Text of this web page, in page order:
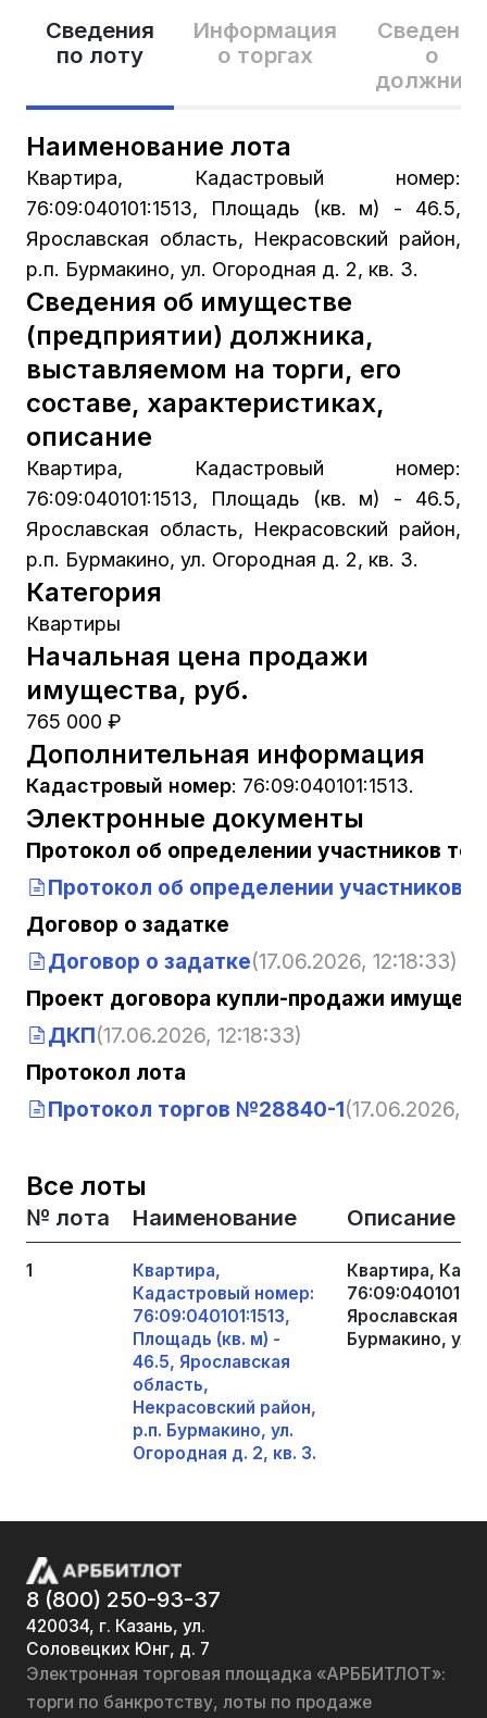
Сведения
по лоту
Информация
о торгах
Сведения
о
Наименование лота
Квартира, Кадастровый номер:
76:09:040101:1513, Площадь (кв. м) - 46.5,
Ярославская область, Некрасовский район,
р.п. Бурмакино, ул. Огородная д. 2, кв. 3.
Сведения об имуществе
(предприятии) должника,
выставляемом на торги, его
составе, характеристиках,
описание
Квартира, Кадастровый номер:
76:09:040101:1513, Площадь (кв. м) - 46.5,
Ярославская область, Некрасовский район,
р.п. Бурмакино, ул. Огородная д. 2, кв. 3.
Категория
Квартиры
Начальная цена продажи
имущества, руб.
765 000 ₽
Дополнительная информация
Кадастровый номер: 76:09:040101:1513.
Электронные документы
Протокол об определении участников
Протокол об определении участников
Договор о задатке
Договор о задатке(17.06.2026, 12:18:33)
Проект договора купли-продажи
ДКП(17.06.2026, 12:18:33)
Протокол лота
Протокол торгов №28840-1(17.06.2026,
Все лоты
№ лота Наименование Описание
1
Квартира,
Кадастровый номер:
76:09:040101:1513,
Площадь (кв. м) -
46.5, Ярославская
область,
Некрасовский район,
р.п. Бурмакино, ул.
Огородная д. 2, кв. 3.
Квартира,
Ярославская
Бурмакино, ул.
8 (800) 250-93-37
420034, г. Казань, ул.
Соловецких Юнг, д. 7
Электронная торговая площадка «АРББИТЛОТ»:
торги по банкротству, лоты по продаже